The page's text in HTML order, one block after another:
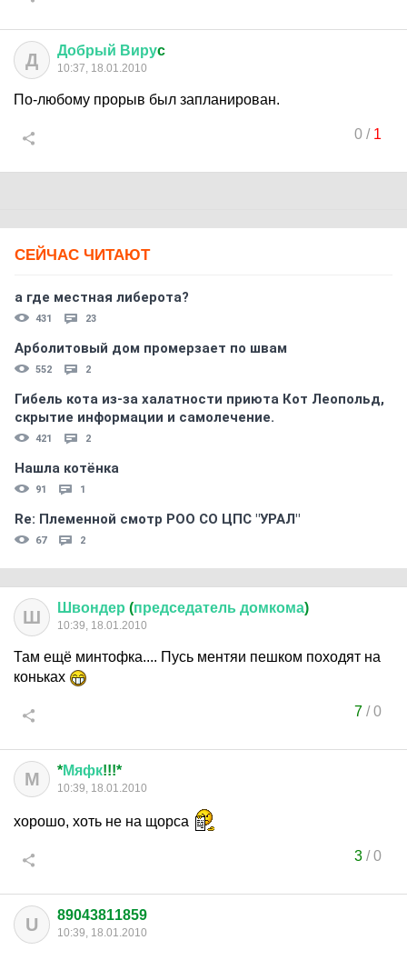
Д Добрый Вируc
10:37, 18.01.2010
По-любому прорыв был запланирован.
0/ 1
СЕЙЧАС ЧИТАЮТ
а где местная либерота?
431 23
Арболитовый дом промерзает по швам
552 2
Гибель кота из-за халатности приюта Кот Леопольд,
скрытиe информации и самолечение.
421 2
Нашла котёнка
91 1
Re: Племеннoй смoтр РOO CO ЦПС "УРАЛ"
67 2
Ш Швондер (председатель домкома)
10:39, 18.01.2010
Там ещё минтофка.... Пусь ментяи пешком походят на
коньках
7/0
М *Мяфк!!!*
10:39, 18.01.2010
хорошо, хоть не на щорса
3/0
U 89043811859
10:39, 18.01.2010